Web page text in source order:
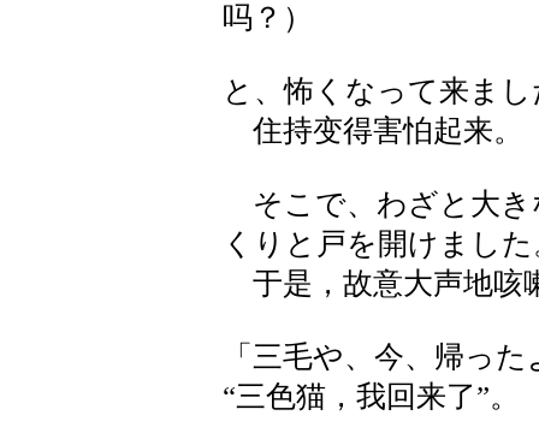
吗？）
と、怖くなって来まし
住持变得害怕起来。
そこで、わざと大き
くりと戸を開けました
于是，故意大声地咳
「三毛や、今、帰った
“三色猫，我回来了”。